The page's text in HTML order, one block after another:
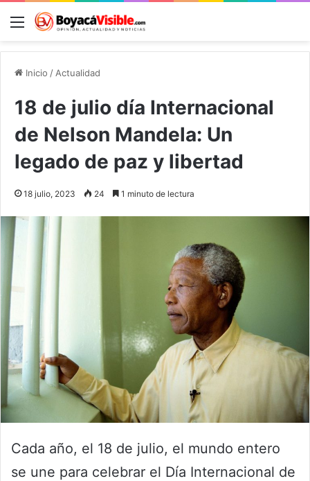
Menú
Inicio / Actualidad
18 de julio día Internacional
de Nelson Mandela: Un
legado de paz y libertad
18 julio, 2023 24 1 minuto de lectura
Cada año, el 18 de julio, el mundo entero
se une para celebrar el Día Internacional de